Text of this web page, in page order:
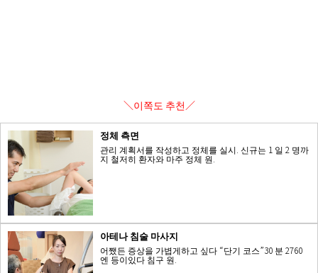
＼이쪽도 추천／
정체 측면
관리 계획서를 작성하고 정체를 실시. 신규는 1 일 2 명까
지 철저히 환자와 마주 정체 원.
아테나 침술 마사지
어쨌든 증상을 가볍게하고 싶다 “단기 코스”30 분 2760
엔 등이있다 침구 원.